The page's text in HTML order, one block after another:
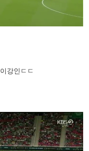
강인ㄷㄷ